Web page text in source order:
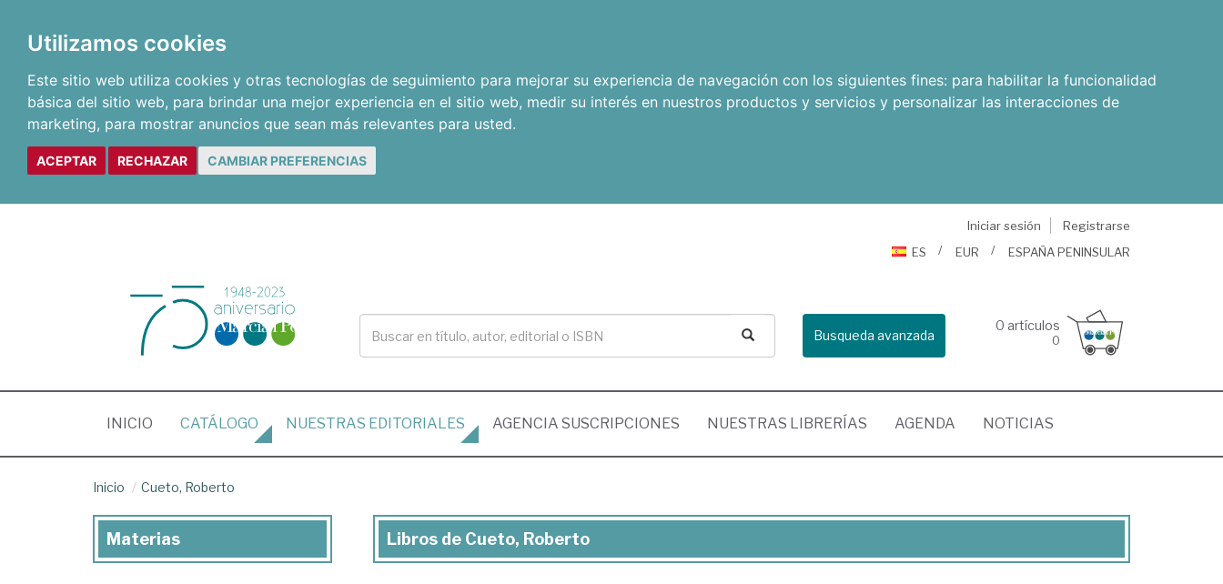
Utilizamos cookies
Este sitio web utiliza cookies y otras tecnologías de seguimiento para mejorar su experiencia de navegación con los siguientes fines: para habilitar la funcionalidad
básica del sitio web, para brindar una mejor experiencia en el sitio web, medir su interés en nuestros productos y servicios y personalizar las interacciones de
marketing, para mostrar anuncios que sean más relevantes para usted.
ACEPTAR RECHAZAR CAMBIAR PREFERENCIAS
Iniciar sesión
Registrarse
ES
EUR ESPAÑA PENINSULAR
Busqueda avanzada
0 artículos
0
INICIO (CURRENT)
CATÁLOGO NUESTRAS EDITORIALES AGENCIA SUSCRIPCIONES NUESTRAS LIBRERÍAS AGENDA NOTICIAS
Inicio Cueto, Roberto
Libros
Libros de Cueto, Roberto
Materias